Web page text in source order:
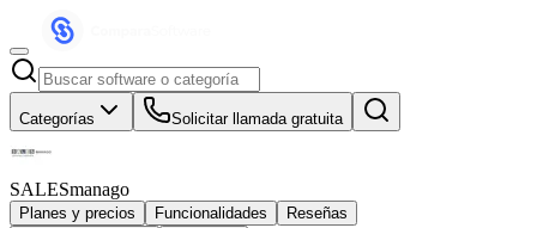
Categorías Solicitar llamada gratuita
SALESmanago
Planes y precios Funcionalidades
Reseñas